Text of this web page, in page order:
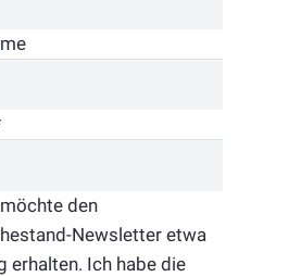
den
Newsletter etwa
erhalten. Ich habe die